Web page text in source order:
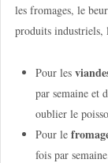
les fromages, le
produits industriels,
Pour les
par semaine et
oublier le
Pour le
fois par semaine.